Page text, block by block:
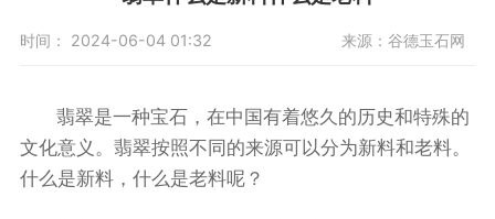
时间： 2024-06-04 01:32 来源：谷德玉石网
翡翠是一种宝石，在中国有着悠久的历史和特殊的
文化意义。翡翠按照不同的来源可以分为新料和老料。
什么是新料，什么是老料呢？